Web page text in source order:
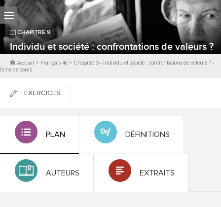
CHAPITRE 9
Individu et société : confrontations de valeurs ?
Accueil > Français 4e > Chapitre 9 - Individu et société : confrontations de valeurs ? -
fiche de cours
EXERCICES
FICHES DE COURS
PLAN DÉFINITIONS
AUTEURS EXTRAITS